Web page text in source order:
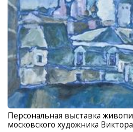
Персональная выставка
московского художника